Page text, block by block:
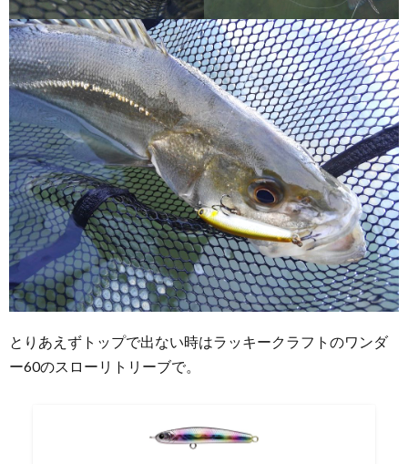
とりあえずトップで出ない時はラッキークラフトのワンダ
ー60のスローリトリーブで。